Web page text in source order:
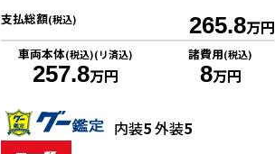
支払総額(税込) 265.8万円
車両本体(税込)(リ済込)
257.8万円
諸費用(税込)
8万円
内装5外装5